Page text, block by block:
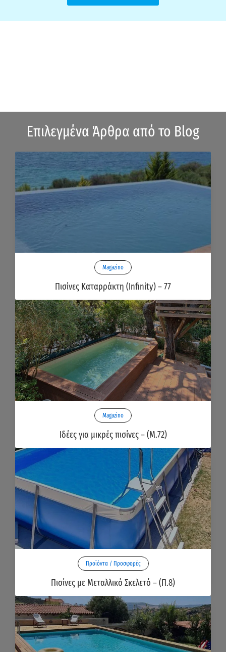
Επιλεγμένα Άρθρα από το Blog
Magazino
Πισίνες Καταρράκτη (Infinity) – 77
Magazino
Ιδέες για μικρές πισίνες – (Μ.72)
Προϊόντα / Προσφορές
Πισίνες με Μεταλλικό Σκελετό – (Π.8)